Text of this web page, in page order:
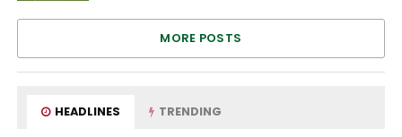
MORE POSTS
HEADLINES TRENDING